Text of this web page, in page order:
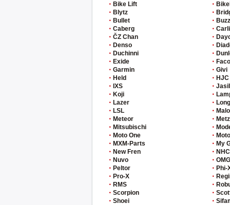
Bike Lift
Blytz
Bullet
Caberg
ČZ Chan
Denso
Duchinni
Exide
Garmin
Held
IXS
Koji
Lazer
LSL
Meteor
Mitsubischi
Moto One
MXM-Parts
New Fren
Nuvo
Peltor
Pro-X
RMS
Scorpion
Shoei
Faco
Givi
HJC
My
NHC
OMG
Phi-